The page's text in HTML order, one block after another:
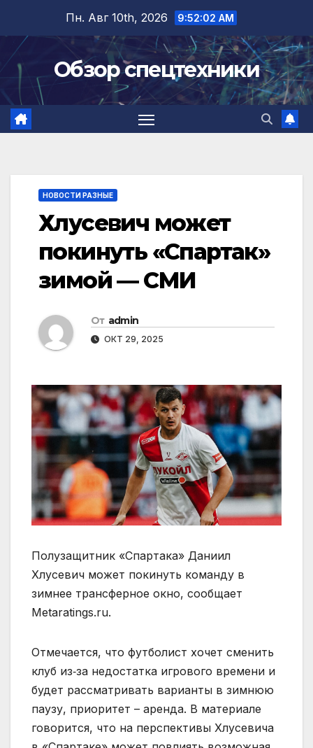
содержимому
Пн. Авг 10th, 2026 9:52:02 AM
Обзор спецтехники
НОВОСТИ РАЗНЫЕ
Хлусевич может
покинуть «Спартак»
зимой — СМИ
От admin
ОКТ 29, 2025
Полузащитник «Спартака» Даниил
Хлусевич может покинуть команду в
зимнее трансферное окно, сообщает
Metaratings.ru.
Отмечается, что футболист хочет сменить
клуб из‑за недостатка игрового времени и
будет рассматривать варианты в зимнюю
паузу, приоритет – аренда. В материале
говорится, что на перспективы Хлусевича